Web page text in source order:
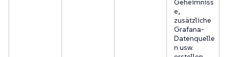
Geheimniss
e,
zusätzliche
Grafana-
Datenquelle
n usw.